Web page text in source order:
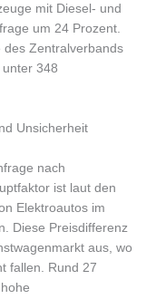
mit Diesel- und
um 24 Prozent.
des Zentralverbands
348
Unsicherheit
nach
ist laut den
Elektroautos im
Diese Preisdifferenz
aus, wo
fallen. Rund 27